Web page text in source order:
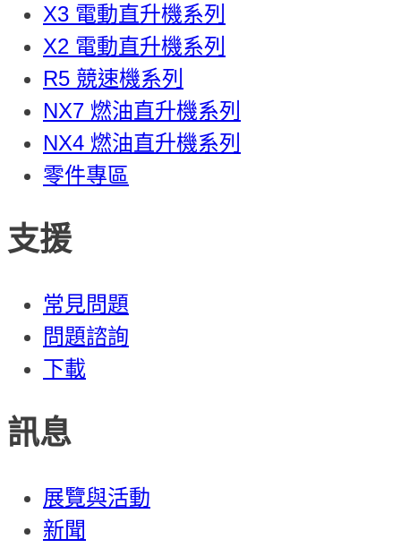
X3 電動直升機系列
X2 電動直升機系列
R5 競速機系列
NX7 燃油直升機系列
NX4 燃油直升機系列
零件專區
支援
常見問題
問題諮詢
下載
訊息
展覽與活動
新聞